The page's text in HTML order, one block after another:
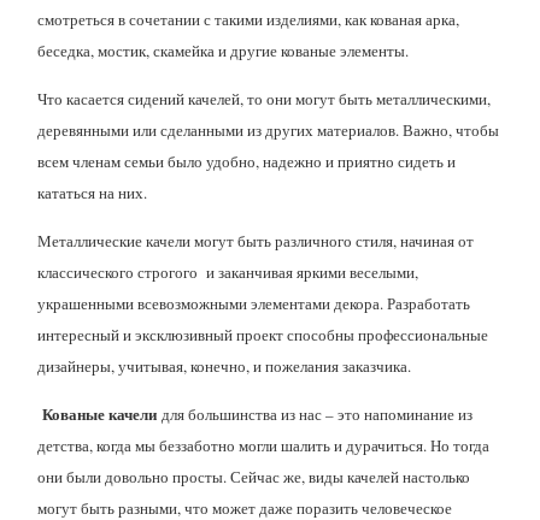
смотреться в сочетании с такими изделиями, как кованая арка,
беседка, мостик, скамейка и другие кованые элементы.
Что касается сидений качелей, то они могут быть металлическими,
деревянными или сделанными из других материалов. Важно, чтобы
всем членам семьи было удобно, надежно и приятно сидеть и
кататься на них.
Металлические качели могут быть различного стиля, начиная от
классического строгого и заканчивая яркими веселыми,
украшенными всевозможными элементами декора. Разработать
интересный и эксклюзивный проект способны профессиональные
дизайнеры, учитывая, конечно, и пожелания заказчика.
Кованые качели для большинства из нас – это напоминание из
детства, когда мы беззаботно могли шалить и дурачиться. Но тогда
они были довольно просты. Сейчас же, виды качелей настолько
могут быть разными, что может даже поразить человеческое